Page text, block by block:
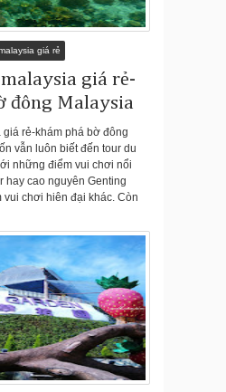
giá rẻ
giá rẻ-
đông Malaysia
giá rẻ-khám phá bờ đông
vẫn luôn biết đến tour du
những điểm vui chơi nổi
hay cao nguyên Genting
chơi hiên đại khác. Còn